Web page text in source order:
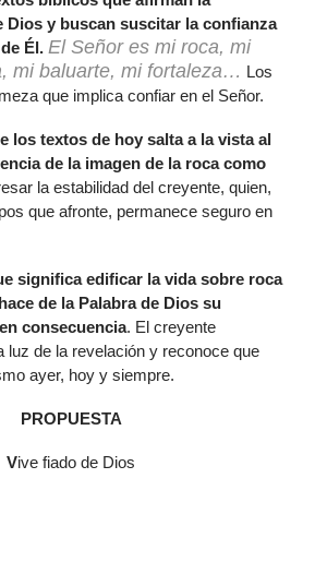
Dios y buscan suscitar la confianza
Él. El Señor es mi roca, mi
mi baluarte, mi fortaleza… Los
que implica confiar en el Señor.
los textos de hoy salta a la vista al
de la imagen de la roca como
la estabilidad del creyente, quien,
que afronte, permanece seguro en
significa edificar la vida sobre roca
de la Palabra de Dios su
consecuencia. El creyente
luz de la revelación y reconoce que
ayer, hoy y siempre.
PROPUESTA
Vive fiado de Dios